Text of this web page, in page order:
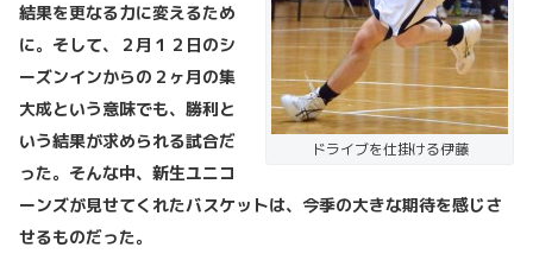
ドライブを仕掛ける伊藤
結果を更なる力に変えるため
に。そして、２月１２日のシ
ーズンインからの２ヶ月の集
大成という意味でも、勝利と
いう結果が求められる試合だ
った。そんな中、新生ユニコ
ーンズが見せてくれたバスケットは、今季の大きな期待を感じさ
せるものだった。